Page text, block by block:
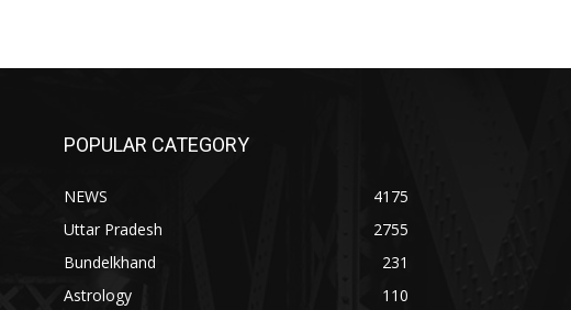
POPULAR CATEGORY
NEWS
4175
Uttar Pradesh
2755
Bundelkhand
231
Astrology
110